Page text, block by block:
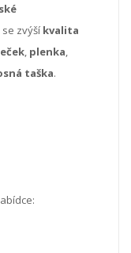
se zvýší kvalita
, plenka,
taška.